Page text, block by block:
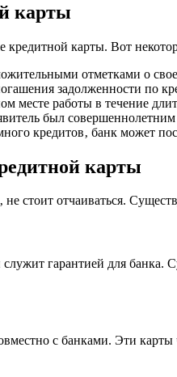
карты
карты. Вот
отметками о
задолженности по
месте работы в течение
был
кредитов‚ банк может
карты
стоит отчаиваться.
гарантией для
с банками. Эти